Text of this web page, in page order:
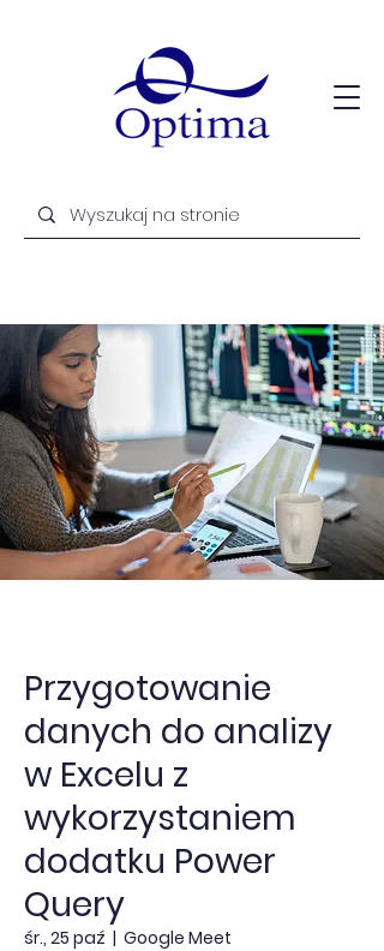
Przygotowanie
danych do analizy
w Excelu z
wykorzystaniem
dodatku Power
Query
śr., 25 paź
  |
Google Meet